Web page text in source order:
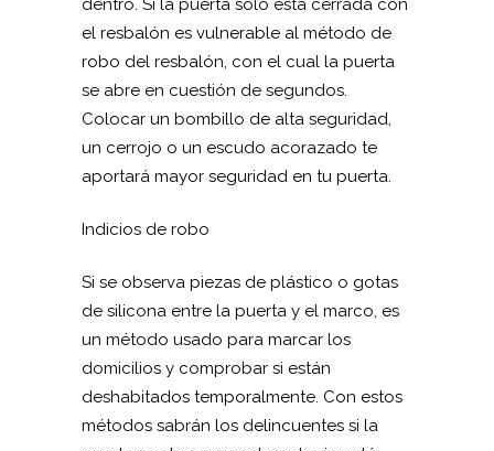
dentro. Si la puerta solo está cerrada con
el resbalón es vulnerable al método de
robo del resbalón, con el cual la puerta
se abre en cuestión de segundos.
Colocar un bombillo de alta seguridad,
un cerrojo o un escudo acorazado te
aportará mayor seguridad en tu puerta.
Indicios de robo
Si se observa piezas de plástico o gotas
de silicona entre la puerta y el marco, es
un método usado para marcar los
domicilios y comprobar si están
deshabitados temporalmente. Con estos
métodos sabrán los delincuentes si la